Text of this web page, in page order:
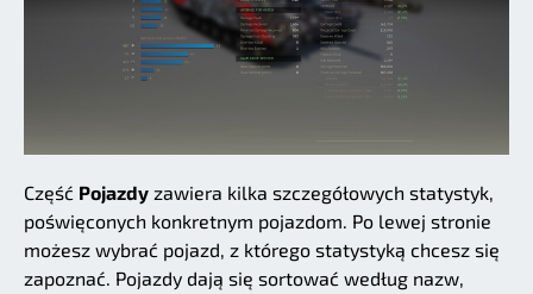
Część Pojazdy zawiera kilka szczegółowych statystyk,
poświęconych konkretnym pojazdom. Po lewej stronie
możesz wybrać pojazd, z którego statystyką chcesz się
zapoznać. Pojazdy dają się sortować według nazw,